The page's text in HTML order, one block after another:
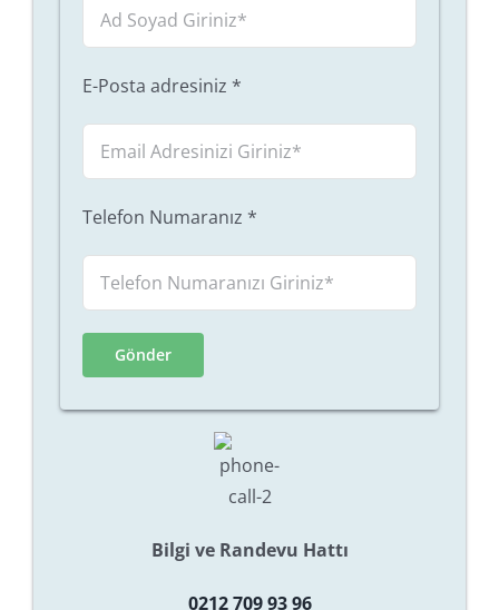
E-Posta adresiniz *
Telefon Numaranız *
Bilgi ve Randevu Hattı
0212 709 93 96